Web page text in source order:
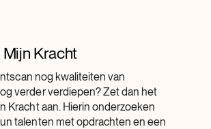
Kracht
nog kwaliteiten van
verder verdiepen? Zet dan het
Kracht aan. Hierin onderzoeken
talenten met opdrachten en een